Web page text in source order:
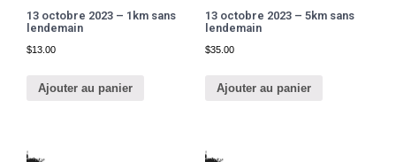
13 octobre 2023 – 1km sans
lendemain
$13.00
Ajouter au panier
13 octobre 2023 – 5km sans
lendemain
$35.00
Ajouter au panier